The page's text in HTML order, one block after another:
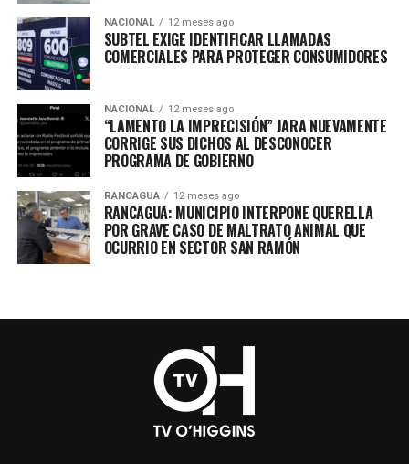
NACIONAL 12 meses ago
SUBTEL EXIGE IDENTIFICAR LLAMADAS
COMERCIALES PARA PROTEGER CONSUMIDORES
NACIONAL 12 meses ago
“LAMENTO LA IMPRECISIÓN” JARA NUEVAMENTE
CORRIGE SUS DICHOS AL DESCONOCER
PROGRAMA DE GOBIERNO
RANCAGUA 12 meses ago
RANCAGUA: MUNICIPIO INTERPONE QUERELLA
POR GRAVE CASO DE MALTRATO ANIMAL QUE
OCURRIO EN SECTOR SAN RAMÓN